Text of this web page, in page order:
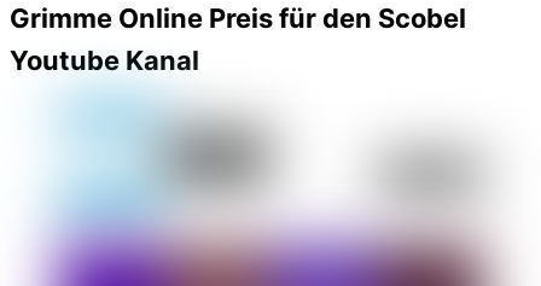
Grimme Online Preis für den Scobel
Youtube Kanal